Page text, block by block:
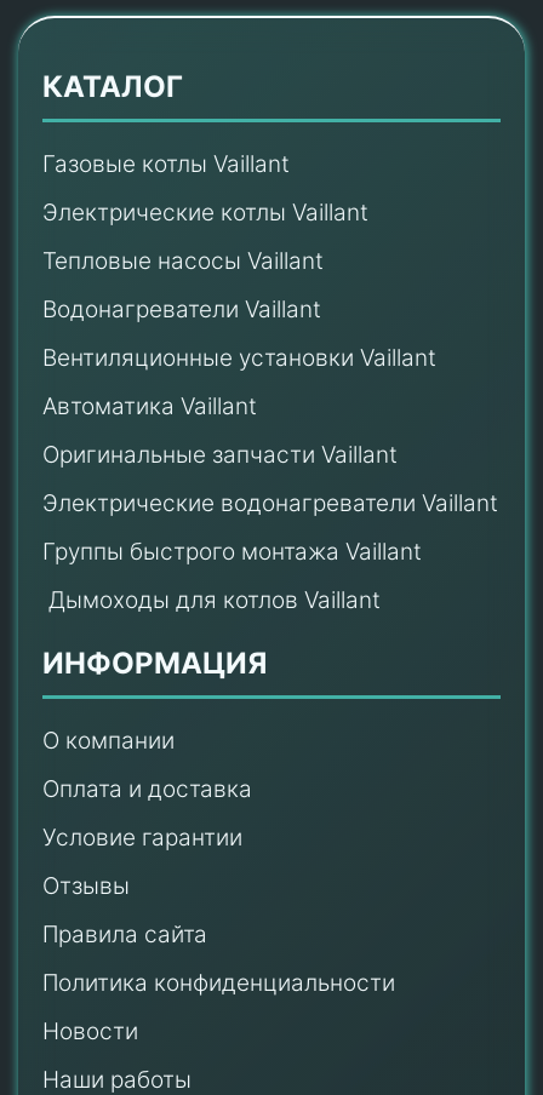
КАТАЛОГ
Газовые котлы Vaillant
Электрические котлы Vaillant
Тепловые насосы Vaillant
Водонагреватели Vaillant
Вентиляционные установки Vaillant
Автоматика Vaillant
Оригинальные запчасти Vaillant
Электрические водонагреватели Vaillant
Группы быстрого монтажа Vaillant
Дымоходы для котлов Vaillant
ИНФОРМАЦИЯ
О компании
Оплата и доставка
Условие гарантии
Отзывы
Правила сайта
Политика конфиденциальности
Новости
Наши работы